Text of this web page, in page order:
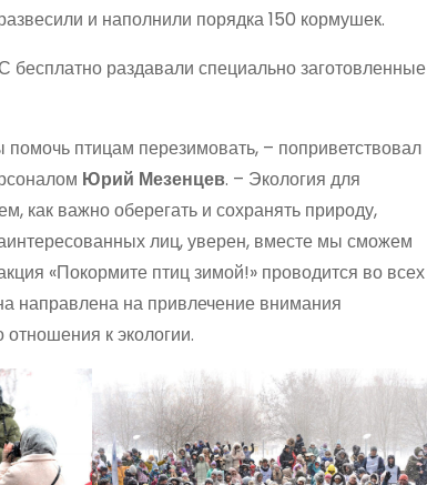
и наполнили порядка 150 кормушек.
раздавали специально заготовленные
птицам перезимовать, – поприветствовал
Юрий Мезенцев. – Экология для
как важно оберегать и сохранять природу,
лиц, уверен, вместе мы сможем
«Покормите птиц зимой!» проводится во всех
направлена на привлечение внимания
к экологии.